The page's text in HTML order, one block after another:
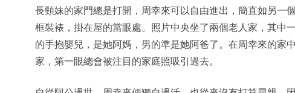
長頸妹的家門總是打開，周幸來可以自由進出，簡直如另一
框裝裱，掛在屋的當眼處。照片中央坐了兩個老人家，其中
的手抱嬰兒，是她阿媽，男的準是她阿爸了。在周幸來的家
家，第一眼總會被注目的家庭照吸引過去。